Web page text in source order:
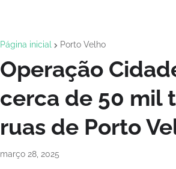
Página inicial Porto Velho
Operação
cerca de 50 mil
ruas de Porto
março 28, 2025